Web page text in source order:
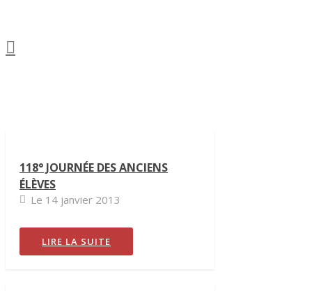
118° JOURNÉE DES ANCIENS
ÉLÈVES
Le 14 janvier 2013
LIRE LA SUITE